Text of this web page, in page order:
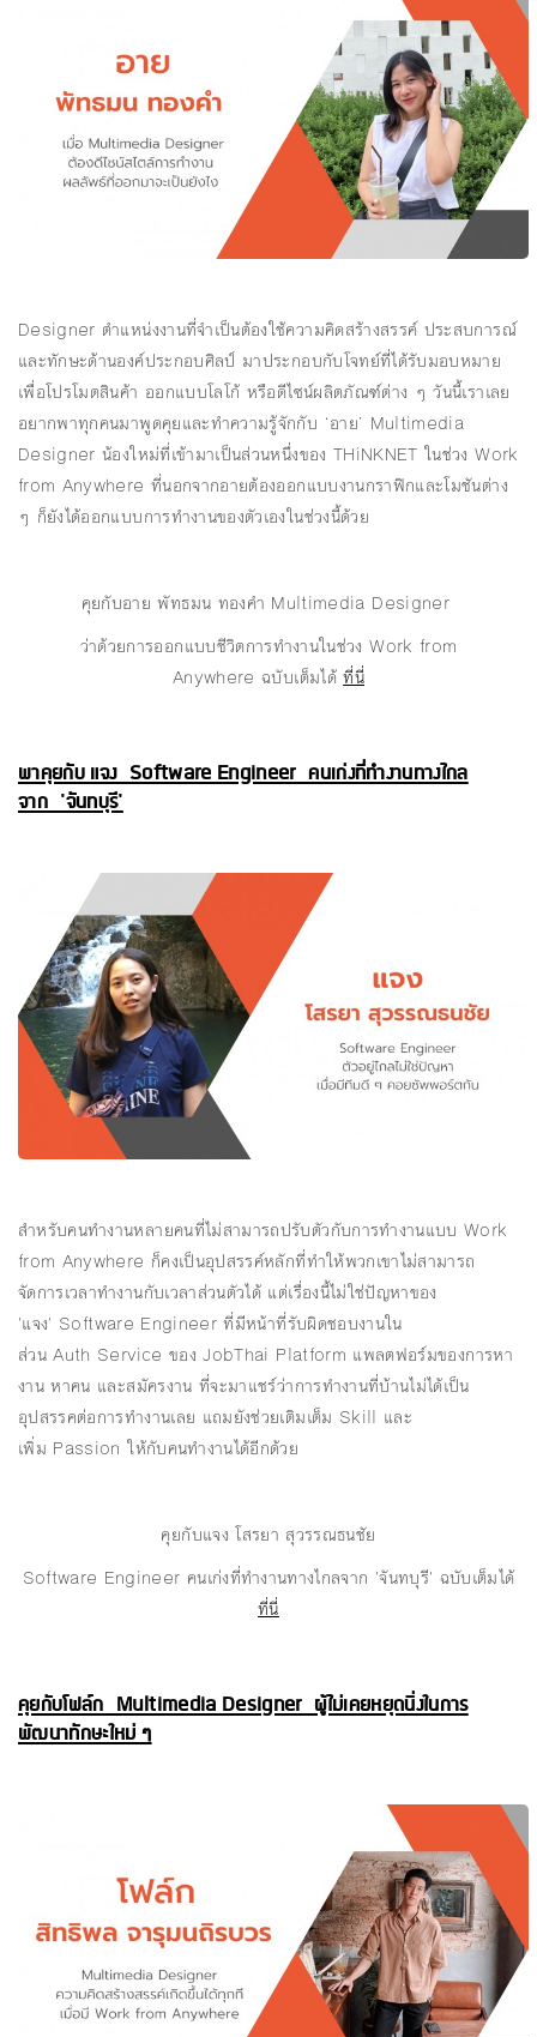
Designer ตำแหน่งงานที่จำเป็นต้องใช้ความคิดสร้างสรรค์ ประสบการณ์
และทักษะด้านองค์ประกอบศิลป์ มาประกอบกับโจทย์ที่ได้รับมอบหมาย
เพื่อโปรโมตสินค้า ออกแบบโลโก้ หรือดีไซน์ผลิตภัณฑ์ต่าง ๆ วันนี้เราเลย
อยากพาทุกคนมาพูดคุยและทำความรู้จักกับ ‘อาย’ Multimedia
Designer น้องใหม่ที่เข้ามาเป็นส่วนหนึ่งของ THiNKNET ในช่วง Work
from Anywhere ที่นอกจากอายต้องออกแบบงานกราฟิกและโมชันต่าง
ๆ ก็ยังได้ออกแบบการทำงานของตัวเองในช่วงนี้ด้วย
คุยกับอาย พัทธมน ทองคำ Multimedia Designer
ว่าด้วยการออกแบบชีวิตการทำงานในช่วง Work from
Anywhere ฉบับเต็มได้ที่นี่
พาคุยกับ แจง Software Engineer คนเก่งที่ทำงานทางไกล
จาก 'จันทบุรี'
สำหรับคนทำงานหลายคนที่ไม่สามารถปรับตัวกับการทำงานแบบ Work
from Anywhere ก็คงเป็นอุปสรรค์หลักที่ทำให้พวกเขาไม่สามารถ
จัดการเวลาทำงานกับเวลาส่วนตัวได้ แต่เรื่องนี้ไม่ใช่ปัญหาของ
'แจง' Software Engineer ที่มีหน้าที่รับผิดชอบงานใน
ส่วน Auth Service ของ JobThai Platform แพลตฟอร์มของการหา
งาน หาคน และสมัครงาน ที่จะมาแชร์ว่าการทำงานที่บ้านไม่ได้เป็น
อุปสรรคต่อการทำงานเลย แถมยังช่วยเติมเต็ม Skill และ
เพิ่ม Passion ให้กับคนทำงานได้อีกด้วย
คุยกับแจง โสรยา สุวรรณธนชัย
Software Engineer คนเก่งที่ทำงานทางไกลจาก 'จันทบุรี' ฉบับเต็มได้
ที่นี่
คุยกับโฟล์ก Multimedia Designer ผู้ไม่เคยหยุดนิ่งในการ
พัฒนาทักษะใหม่ ๆ